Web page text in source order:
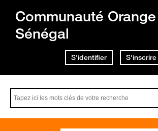
Communauté Orange
Sénégal
S'identifier S'inscrire